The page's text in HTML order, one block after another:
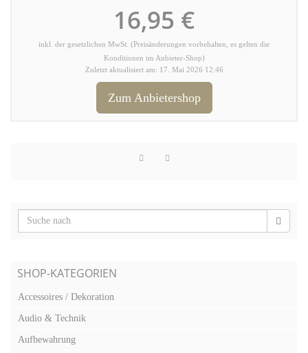
16,95 €
inkl. der gesetzlichen MwSt. (Preisänderungen vorbehalten, es gelten die
Konditionen im Anbieter-Shop)
Zuletzt aktualisiert am: 17. Mai 2026 12:46
Zum Anbietershop
SHOP-KATEGORIEN
Accessoires / Dekoration
Audio & Technik
Aufbewahrung